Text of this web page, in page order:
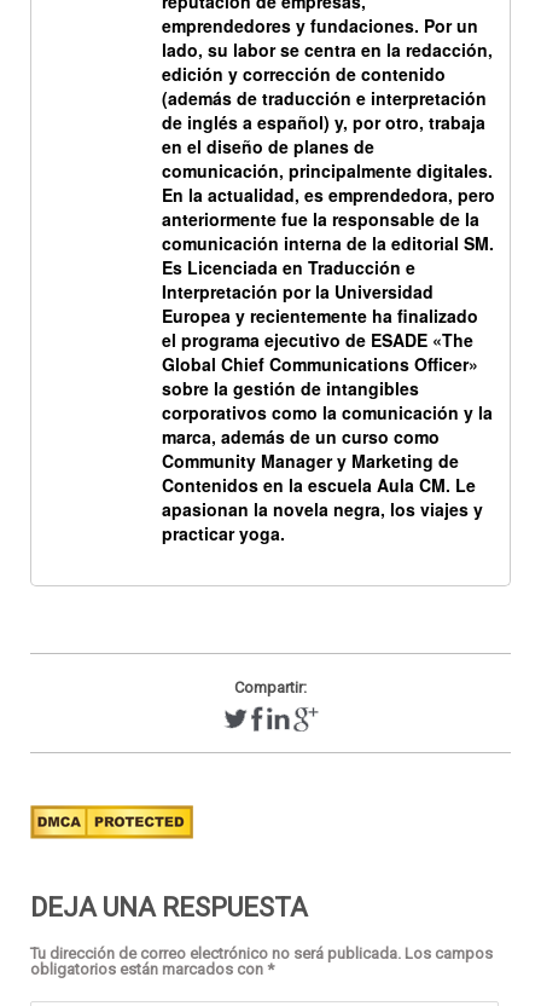
emprendedores y fundaciones. Por un
lado, su labor se centra en la redacción,
edición y corrección de contenido
(además de traducción e interpretación
de inglés a español) y, por otro, trabaja
en el diseño de planes de
comunicación, principalmente digitales.
En la actualidad, es emprendedora, pero
anteriormente fue la responsable de la
comunicación interna de la editorial SM.
Es Licenciada en Traducción e
Interpretación por la Universidad
Europea y recientemente ha finalizado
el programa ejecutivo de ESADE «The
Global Chief Communications Officer»
sobre la gestión de intangibles
corporativos como la comunicación y la
marca, además de un curso como
Community Manager y Marketing de
Contenidos en la escuela Aula CM. Le
apasionan la novela negra, los viajes y
practicar yoga.
Compartir:
DEJA UNA RESPUESTA
Tu dirección de correo electrónico no será publicada. Los campos
obligatorios están marcados con *